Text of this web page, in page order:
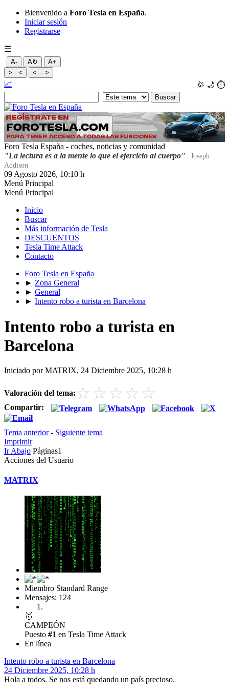
Bienvenido a Foro Tesla en España.
Iniciar sesión
Registrarse
☰
A- A↻
A+
> - <
< -- >
🌞 🌙 ⏱️
📈
Foro Tesla España - coches, noticias y comunidad
"La lectura es a la mente lo que el ejercicio al cuerpo"
Joseph
Addison
09 Agosto 2026, 10:10 h
Menú Principal
Menú Principal
Inicio
Buscar
Más información de Tesla
DESCUENTOS
Tesla Time Attack
Contacto
Foro Tesla en España
► Zona General
► General
► Intento robo a turista en Barcelona
Intento robo a turista en
Barcelona
Iniciado por MATRIX, 24 Diciembre 2025, 10:28 h
Valoración del tema: ☆ ☆ ☆ ☆ ☆
Compartir:
Tema anterior- Siguiente tema
Imprimir
Ir Abajo Páginas1
Acciones del Usuario
MATRIX
Miembro Standard Range
Mensajes: 124
🥇
CAMPEÓN
Puesto #1 en Tesla Time Attack
En línea
Intento robo a turista en Barcelona
24 Diciembre 2025, 10:28 h
Hola a todos. Se nos está quedando un país precioso.